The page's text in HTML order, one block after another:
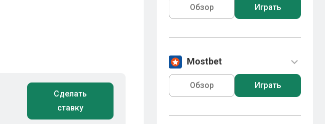
Сделать
ставку
Обзор Играть
Mostbet
Обзор Играть